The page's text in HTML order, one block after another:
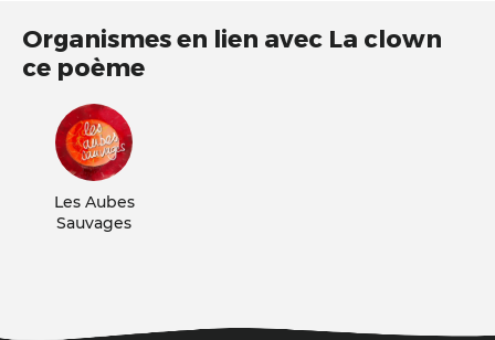
Organismes en lien avec La clown
ce poème
Les Aubes
Sauvages